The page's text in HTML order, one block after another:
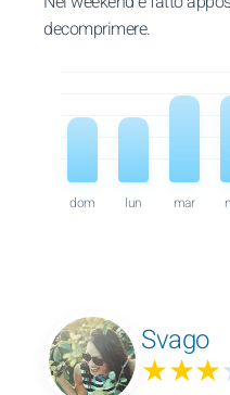
decomprimere.
dom lun mar
Svago
★★★